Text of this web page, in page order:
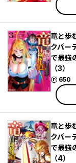
竜と歩
クパー
で最強
（3）
650
ポイント
竜と歩
クパー
で最強
（4）